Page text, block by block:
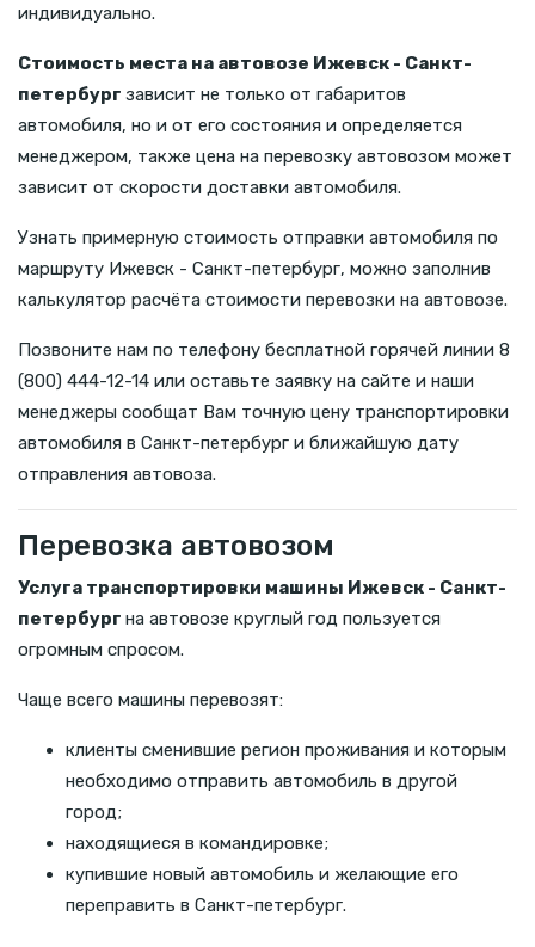
индивидуально.
Стоимость места на автовозе Ижевск - Санкт-
петербург зависит не только от габаритов
автомобиля, но и от его состояния и определяется
менеджером, также цена на перевозку автовозом может
зависит от скорости доставки автомобиля.
Узнать примерную стоимость отправки автомобиля по
маршруту Ижевск - Санкт-петербург, можно заполнив
калькулятор расчёта стоимости перевозки на автовозе.
Позвоните нам по телефону бесплатной горячей линии 8
(800) 444-12-14 или оставьте заявку на сайте и наши
менеджеры сообщат Вам точную цену транспортировки
автомобиля в Санкт-петербург и ближайшую дату
отправления автовоза.
Перевозка автовозом
Услуга транспортировки машины Ижевск - Санкт-
петербург на автовозе круглый год пользуется
огромным спросом.
Чаще всего машины перевозят:
клиенты сменившие регион проживания и которым
необходимо отправить автомобиль в другой
город;
находящиеся в командировке;
купившие новый автомобиль и желающие его
переправить в Санкт-петербург.